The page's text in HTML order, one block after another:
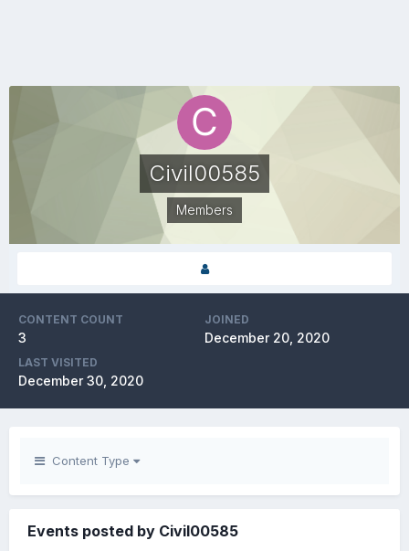
Civil00585
Members
CONTENT COUNT
3
JOINED
December 20, 2020
LAST VISITED
December 30, 2020
Content Type
Events posted by Civil00585